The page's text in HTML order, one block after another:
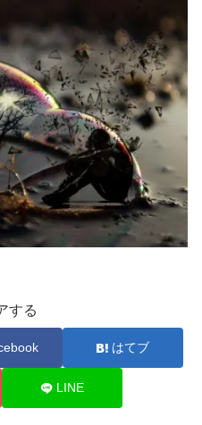
する
はてブ
LINE